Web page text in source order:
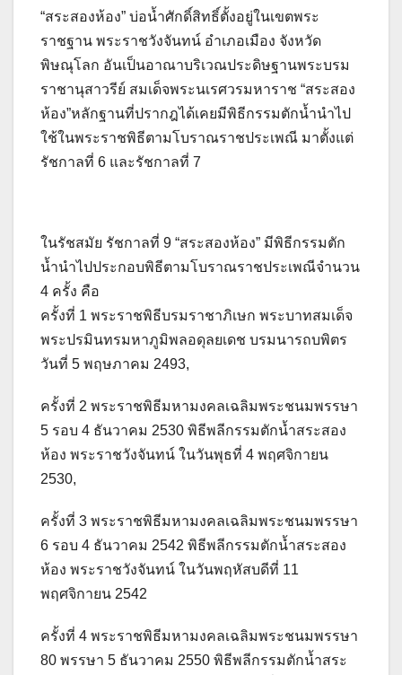
“สระสองห้อง” บ่อน้ำศักดิ์สิทธิ์ตั้งอยู่ในเขตพระ
ราชฐาน พระราชวังจันทน์ อำเภอเมือง จังหวัด
พิษณุโลก อันเป็นอาณาบริเวณประดิษฐานพระบรม
ราชานุสาวรีย์ สมเด็จพระนเรศวรมหาราช “สระสอง
ห้อง”หลักฐานที่ปรากฎได้เคยมีพิธีกรรมตักน้ำนำไป
ใช้ในพระราชพิธีตามโบราณราชประเพณี มาตั้งแต่
รัชกาลที่ 6 และรัชกาลที่ 7
ในรัชสมัย รัชกาลที่ 9 “สระสองห้อง” มีพิธีกรรมตัก
น้ำนำไปประกอบพิธีตามโบราณราชประเพณีจำนวน
4 ครั้ง คือ
ครั้งที่ 1 พระราชพิธีบรมราชาภิเษก พระบาทสมเด็จ
พระปรมินทรมหาภูมิพลอดุลยเดช บรมนารถบพิตร
วันที่ 5 พฤษภาคม 2493,
ครั้งที่ 2 พระราชพิธีมหามงคลเฉลิมพระชนมพรรษา
5 รอบ 4 ธันวาคม 2530 พิธีพลีกรรมตักน้ำสระสอง
ห้อง พระราชวังจันทน์ ในวันพุธที่ 4 พฤศจิกายน
2530,
ครั้งที่ 3 พระราชพิธีมหามงคลเฉลิมพระชนมพรรษา
6 รอบ 4 ธันวาคม 2542 พิธีพลีกรรมตักน้ำสระสอง
ห้อง พระราชวังจันทน์ ในวันพฤหัสบดีที่ 11
พฤศจิกายน 2542
ครั้งที่ 4 พระราชพิธีมหามงคลเฉลิมพระชนมพรรษา
80 พรรษา 5 ธันวาคม 2550 พิธีพลีกรรมตักน้ำสระ